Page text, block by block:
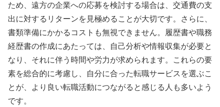
ため、遠方の企業への応募を検討する場合は、交通費の支
出に対するリターンを見極めることが大切です。さらに、
書類準備にかかるコストも無視できません。履歴書や職務
経歴書の作成にあたっては、自己分析や情報収集が必要と
なり、それに伴う時間や労力が求められます。これらの要
素を総合的に考慮し、自分に合った転職サービスを選ぶこ
とが、より良い転職活動につながると感じる人も多いよう
です。